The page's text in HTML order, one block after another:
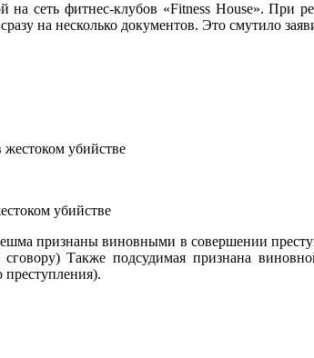
сеть фитнес-клубов «Fitness House». При
на несколько документов. Это смутило
убийстве
признаны виновными в совершении
Также подсудимая признана
преступления).